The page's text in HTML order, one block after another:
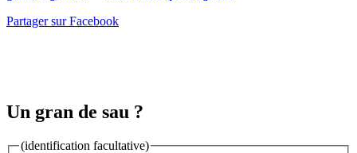
Partager sur Facebook
Un gran de sau ?
(identification facultative)